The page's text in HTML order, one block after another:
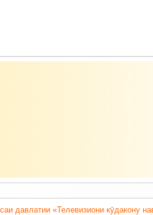
давлатии «Телевизиони кӯдакону